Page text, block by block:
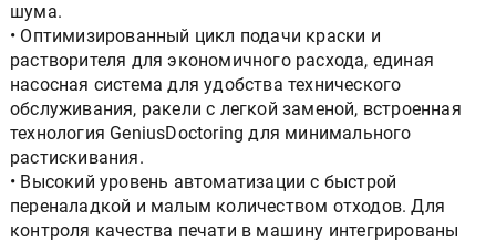
шума.
• Оптимизированный цикл подачи краски и
растворителя для экономичного расхода, единая
насосная система для удобства технического
обслуживания, ракели с легкой заменой, встроенная
технология GeniusDoctoring для минимального
растискивания.
• Высокий уровень автоматизации с быстрой
переналадкой и малым количеством отходов. Для
контроля качества печати в машину интегрированы